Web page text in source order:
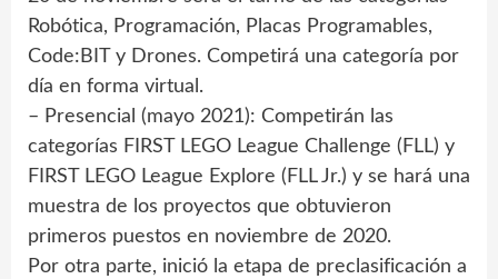
Robótica, Programación, Placas Programables,
Code:BIT y Drones. Competirá una categoría por
día en forma virtual.
– Presencial (mayo 2021): Competirán las
categorías FIRST LEGO League Challenge (FLL) y
FIRST LEGO League Explore (FLL Jr.) y se hará una
muestra de los proyectos que obtuvieron
primeros puestos en noviembre de 2020.
Por otra parte, inició la etapa de preclasificación a